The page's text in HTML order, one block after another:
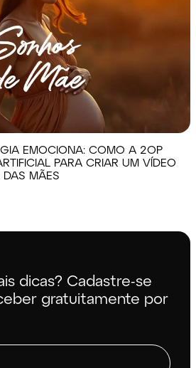
EMOCIONA: COMO A 2OP
PARA CRIAR UM VÍDEO
DAS MÃES
dicas? Cadastre-se
gratuitamente por